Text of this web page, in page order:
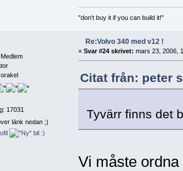
"don't buy it if you can build it!"
17031
länk nedan ;)
Re:Volvo 340 med v12 !
« Svar #24 skrivet: mars 23, 2006,
Citat från: peter
Tyvärr finns det
Vi måste